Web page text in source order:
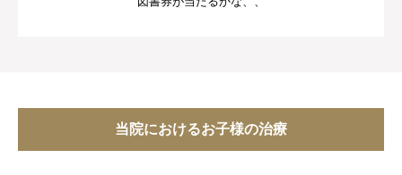
当院におけるお子様の治療